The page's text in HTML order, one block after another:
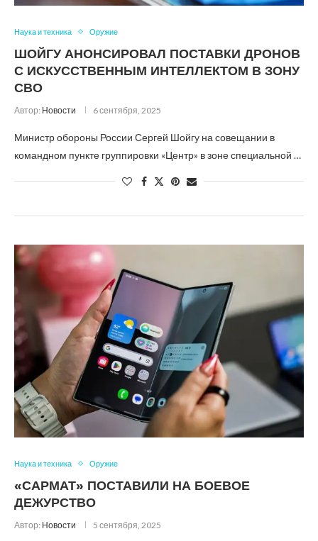
Наука и техника Оружие
ШОЙГУ АНОНСИРОВАЛ ПОСТАВКИ ДРОНОВ
С ИСКУССТВЕННЫМ ИНТЕЛЛЕКТОМ В ЗОНУ
СВО
Автор: Новости 6 сентября, 2025
Министр обороны России Сергей Шойгу на совещании в
командном пункте группировки «Центр» в зоне специальной …
Наука и техника Оружие
«САРМАТ» ПОСТАВИЛИ НА БОЕВОЕ
ДЕЖУРСТВО
Автор: Новости 5 сентября, 2025